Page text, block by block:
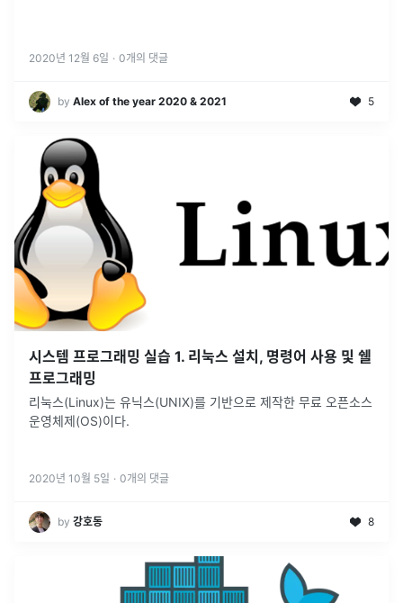
2020년 12월 6일 · 0개의 댓글
by Alex of the year 2020 & 2021 5
시스템 프로그래밍 실습 1. 리눅스 설치, 명령어 사용 및 쉘
프로그래밍
리눅스(Linux)는 유닉스(UNIX)를 기반으로 제작한 무료 오픈소스
운영체제(OS)이다.
2020년 10월 5일 · 0개의 댓글
by 강호동 8